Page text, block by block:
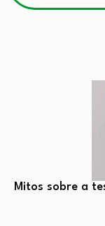
Mitos sobre a